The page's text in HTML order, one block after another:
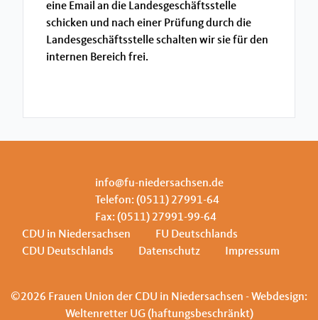
eine Email an die Landesgeschäftsstelle
schicken und nach einer Prüfung durch die
Landesgeschäftsstelle schalten wir sie für den
internen Bereich frei.
info@fu-niedersachsen.de
Telefon: (0511) 27991-64
Fax: (0511) 27991-99-64
CDU in Niedersachsen
FU Deutschlands
CDU Deutschlands
Datenschutz Impressum
©2026 Frauen Union der CDU in Niedersachsen - Webdesign:
Weltenretter UG (haftungsbeschränkt)